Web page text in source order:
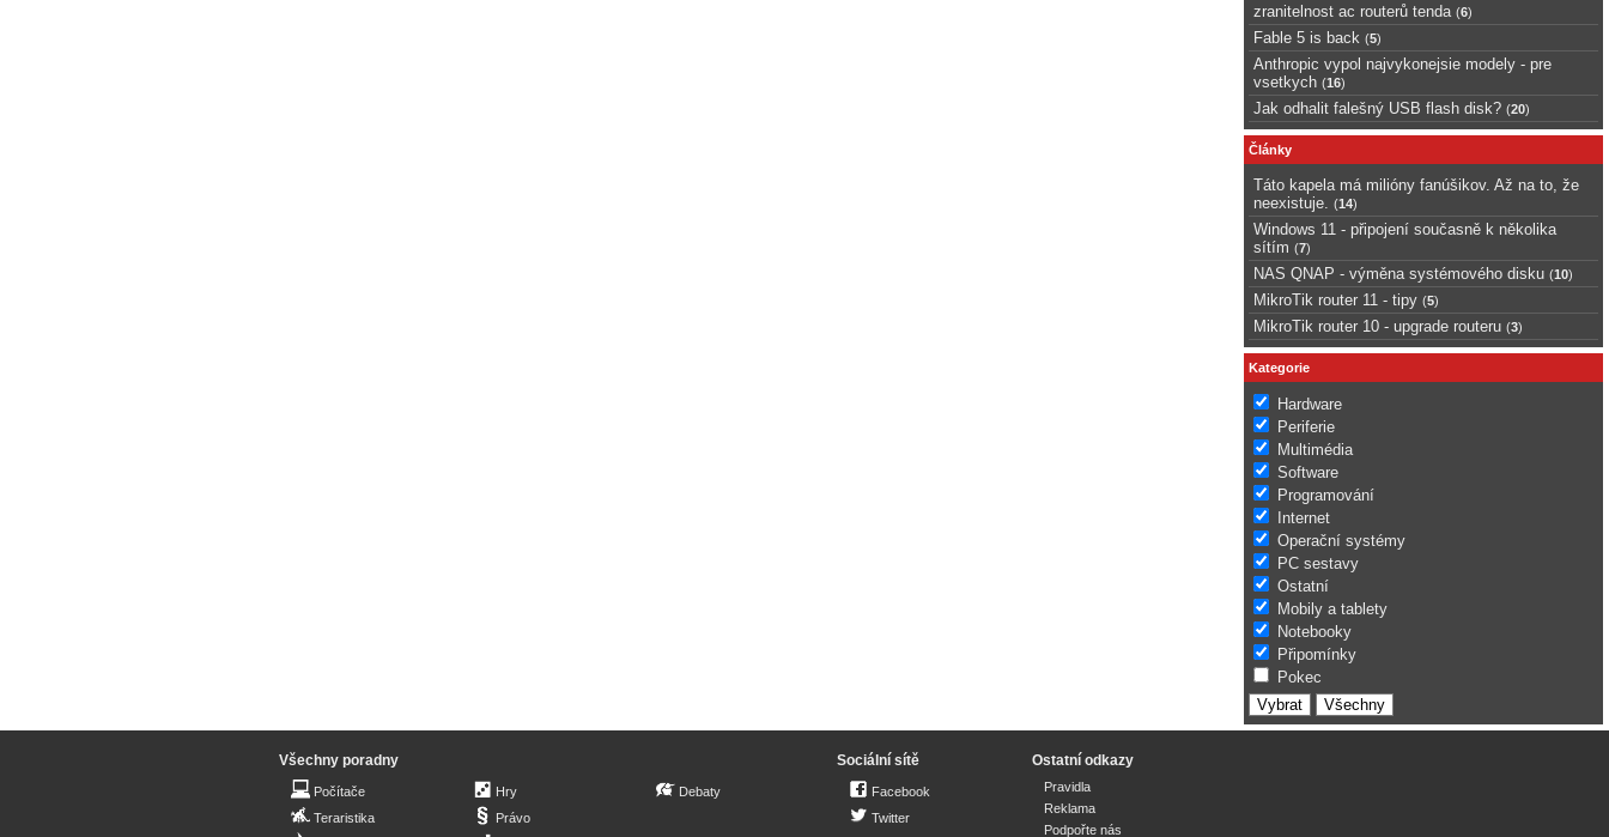
zranitelnost ac routerů tenda (6)
Fable 5 is back (5)
Anthropic vypol najvykonejsie modely - pre
vsetkych (16)
Jak odhalit falešný USB flash disk? (20)
Články
Táto kapela má milióny fanúšikov. Až na to, že
neexistuje.
(14)
Windows 11 - připojení současně k několika
sítím (7)
NAS QNAP - výměna systémového disku (10)
MikroTik router 11 - tipy (5)
MikroTik router 10 - upgrade routeru (3)
Kategorie
Hardware
Periferie
Multimédia
Software
Programování
Internet
Operační systémy
PC sestavy
Ostatní
Mobily a tablety
Notebooky
Připomínky
Pokec
Všechny poradny
Počítače
Teraristika
Hry
Právo
Debaty
Sociální sítě
Facebook
Twitter
Ostatní odkazy
Pravidla
Reklama
Podpořte nás